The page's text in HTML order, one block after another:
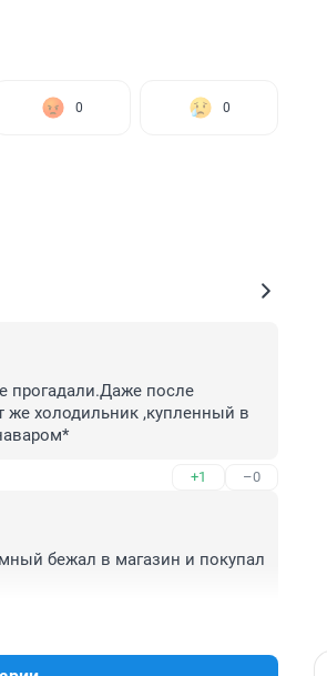
0 0
прогадали.Даже после
же холодильник ,купленный в
+1 –0
бежал в магазин и покупал